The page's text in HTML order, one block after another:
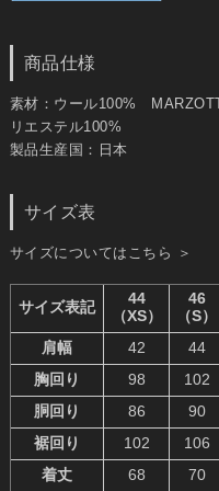
商品仕様
素材：ウール100%
リエステル100%
製品生産国：日本
サイズ表
サイズについてはこちら ＞